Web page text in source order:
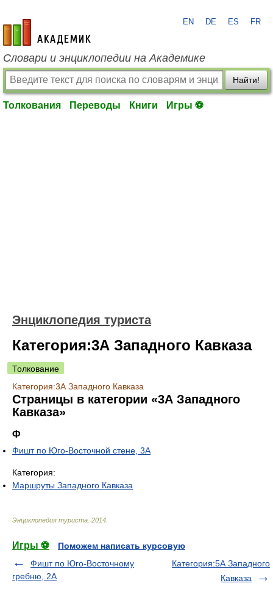
academic.ru
EN DE ES FR
Словари и энциклопедии на Академике
Найти!
Толкования Переводы Книги Игры ⚽
Энциклопедия туриста
Категория:3А Западного Кавказа
Толкование
Категория:3А Западного Кавказа
Страницы в категории «3А Западного
Кавказа»
Ф
Фишт по Юго-Восточной стене, 3А
Категория:
Маршруты Западного Кавказа
Энциклопедия туриста 2014
Игры ⚽
Поможем написать курсовую
Фишт по Юго-Восточному
гребню, 2А
Категория:5А Западного
Кавказа